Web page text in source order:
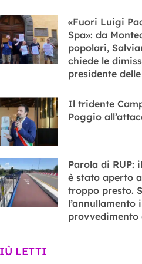
«Fuori Luigi
Spa»: da
popolari,
chiede le
presidente
Il tridente
Poggio
Parola di RUP:
è stato aperto
troppo presto.
l’annullamento
provvedimento
LETTI